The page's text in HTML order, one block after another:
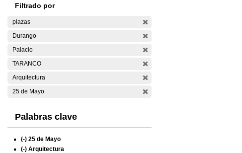
Filtrado por
plazas
Durango
Palacio
TARANCO
Arquitectura
25 de Mayo
Palabras clave
(-) 25 de Mayo
(-) Arquitectura